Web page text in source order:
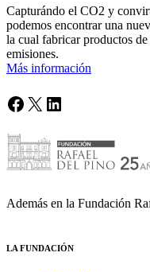
Capturándo el CO2 y
podemos encontrar una
la cual fabricar productos
emisiones.
Más información
Facebook
X LinkedIn
Además en la Fundación
LA FUNDACIÓN